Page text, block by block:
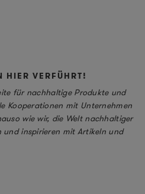
HIER VERFÜHRT!
für nachhaltige Produkte und
Kooperationen mit Unternehmen
wie wir, die Welt nachhaltiger
inspirieren mit Artikeln und